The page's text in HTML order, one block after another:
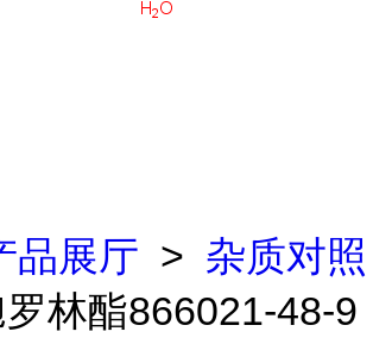
品展厅 > 杂质对照
林酯866021-48-9